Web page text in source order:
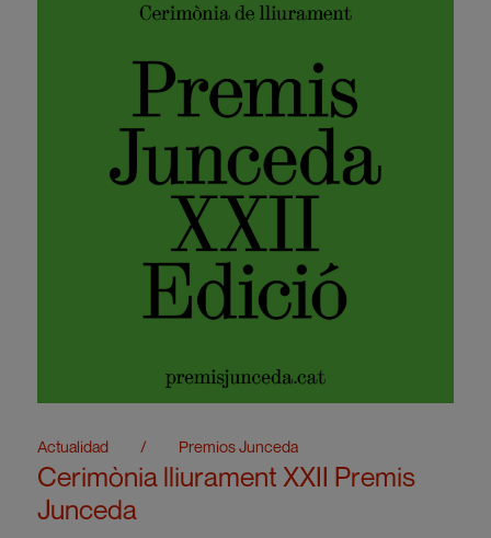
Actualidad / Premios Junceda
Cerimònia lliurament XXII Premis
Junceda